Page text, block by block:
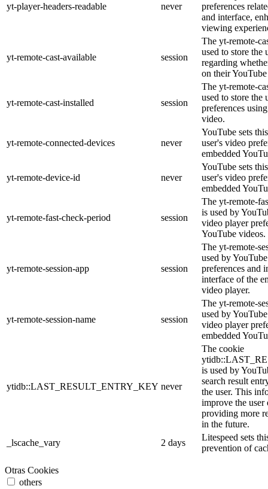
yt-player-headers-readable never
preferences
and interface,
viewing
yt-remote-cast-available session
The yt-remote-
used to store the
regarding
on their
yt-remote-cast-installed session
The yt-remote-
used to store the
preferences
video.
yt-remote-connected-devices never
YouTube sets
user's video
embedded
yt-remote-device-id never
YouTube sets
user's video
embedded
yt-remote-fast-check-period session
The yt-remote-
is used by
video player
YouTube videos.
yt-remote-session-app session
The yt-remote-
used by
preferences and
interface of the
video player.
yt-remote-session-name session
The yt-remote-
used by
video player
embedded
ytidb::LAST_RESULT_ENTRY_KEY never
The cookie
is used by
search result
the user. This
improve the user
providing more
in the future.
_lscache_vary
2 days
Litespeed sets
prevention of
Otras Cookies
others